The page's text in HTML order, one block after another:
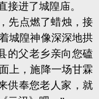
接进了城隍庙。
先点燃了蜡烛，接
城隍神像深深地拱
的父老乡亲向您磕
上，施降一场甘霖
供奉您老人家，就